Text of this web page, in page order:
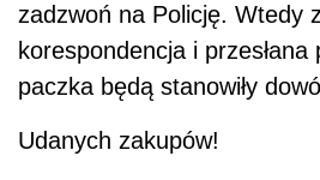
zadzwoń na Policję. Wtedy
korespondencja i
paczka będą stanowiły
Udanych zakupów!